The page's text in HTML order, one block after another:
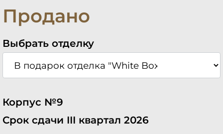
Продано
Выбрать отделку
Корпус №9
Срок сдачи III квартал 2026